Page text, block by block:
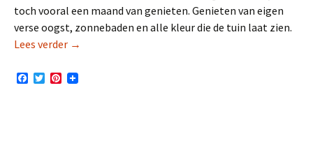
toch vooral een maand van genieten. Genieten van eigen
verse oogst, zonnebaden en alle kleur die de tuin laat zien.
Lees verder Moestuin zaaikalender juni
→
T
P